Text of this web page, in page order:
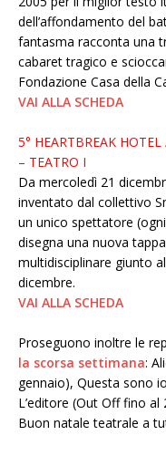
dell’affondamento del
fantasma racconta una
cabaret tragico e
Fondazione Casa della
VAI ALLA SCHEDA
5° HEARTBREAK
– TEATRO I
Da mercoledì 21
inventato dal collettivo
un unico spettatore
disegna una nuova
multidisciplinare giunto
dicembre.
VAI ALLA SCHEDA
Proseguono inoltre le
la scorsa settimana:
gennaio), Questa sono
L’editore (Out Off fino al
Buon natale teatrale a